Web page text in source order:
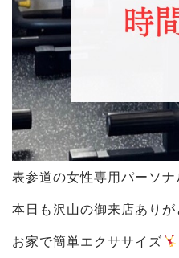
表参道の女性専用パーソ
本日も沢山の御来店あり
お家で簡単エクササイズ